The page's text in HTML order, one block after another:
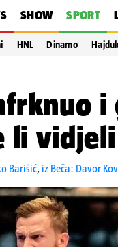
SHOW SPORT
HNL Dinamo
i
li
Barišić, iz Beča: Davor